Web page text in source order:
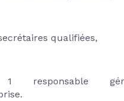
secrétaires qualifiées,